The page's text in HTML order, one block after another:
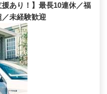
援あり！】最長10連休／福
未経験歓迎